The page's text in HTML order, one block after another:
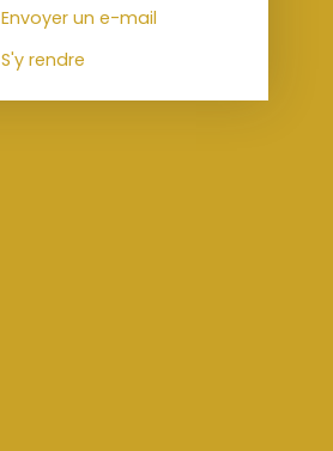
Envoyer un e-mail
S'y rendre